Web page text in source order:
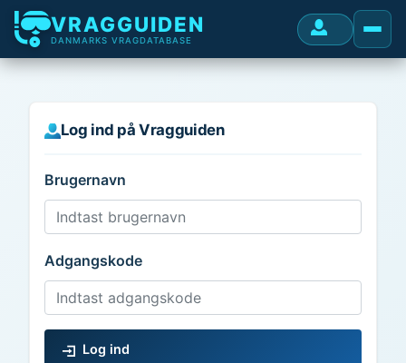
VRAGGUIDEN
DANMARKS VRAGDATABASE
Log ind på Vragguiden
Brugernavn
Adgangskode
Log ind